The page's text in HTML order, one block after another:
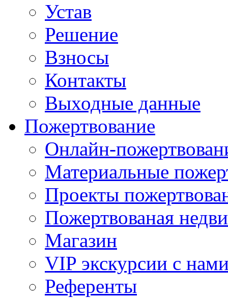
Устав
Решение
Взносы
Контакты
Выходные данные
Пожертвование
Онлайн-
Материальные
Проекты
Пожертвованая
Магазин
VIP экскурсии с
Референты